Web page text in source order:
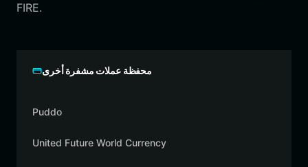
FIRE.
محفظة عملات مشفرة أخرى
Puddo
United Future World Currency